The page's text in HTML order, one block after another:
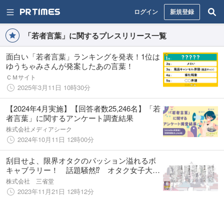
ログイン 新規登録
「若者言葉」に関するプレスリリース一覧
面白い「若者言葉」ランキングを発表！1位は
ゆうちゃみさんが発案したあの言葉！
ＣＭサイト
2025年3月11日 10時30分
【2024年4月実施】【回答者数25,246名】「若
者言葉」に関するアンケート調査結果
株式会社メディアシーク
2024年10月11日 12時00分
刮目せよ、限界オタクのパッション溢れるボ
キャブラリー！ 話題騒然⁉ オタク女子大生
が編んだ背後注意の「オタク用語辞典 大限
界」、満を持して壮絶刊行。
株式会社 三省堂
2023年11月21日 12時12分